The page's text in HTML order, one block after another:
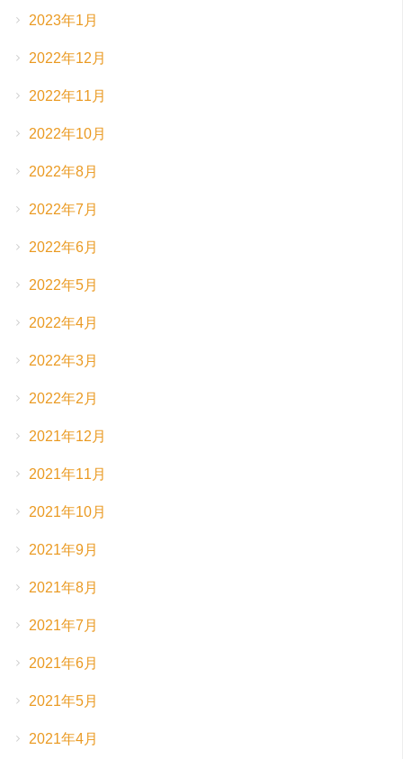
2023年1月
2022年12月
2022年11月
2022年10月
2022年8月
2022年7月
2022年6月
2022年5月
2022年4月
2022年3月
2022年2月
2021年12月
2021年11月
2021年10月
2021年9月
2021年8月
2021年7月
2021年6月
2021年5月
2021年4月